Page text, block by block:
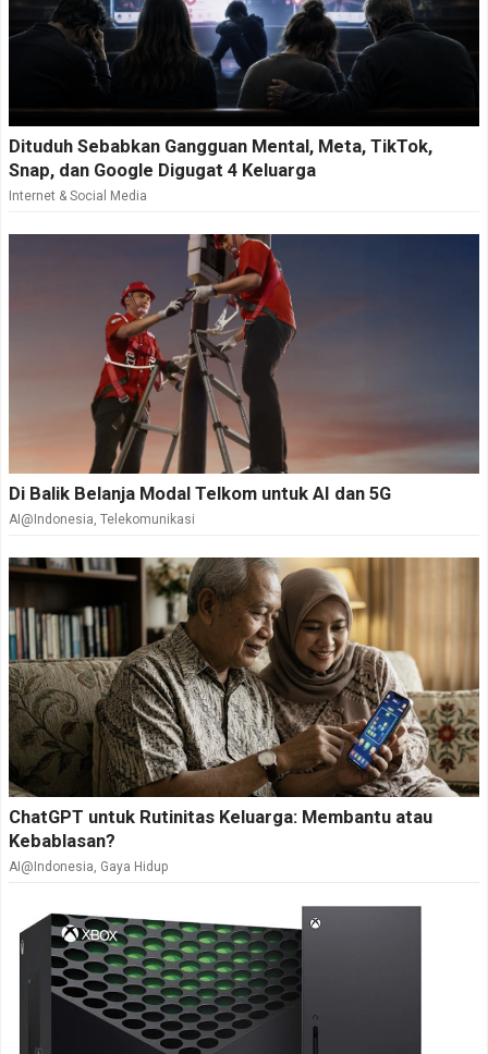
Dituduh Sebabkan Gangguan Mental, Meta, TikTok,
Snap, dan Google Digugat 4 Keluarga
Internet & Social Media
Di Balik Belanja Modal Telkom untuk AI dan 5G
AI@Indonesia Telekomunikasi
ChatGPT untuk Rutinitas Keluarga: Membantu atau
Kebablasan?
AI@Indonesia Gaya Hidup